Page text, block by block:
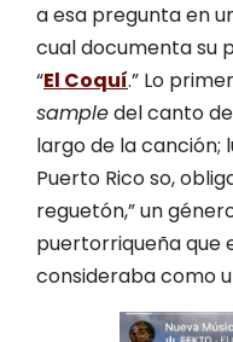
a esa pregunta en
cual documenta su
“El Coquí.” Lo
sampledel canto
largo de la canción;
Puerto Rico so,
reguetón,” un
puertorriqueña que
consideraba como